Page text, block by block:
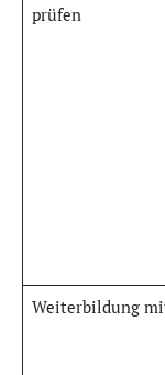
prüfen
Weiterbildung